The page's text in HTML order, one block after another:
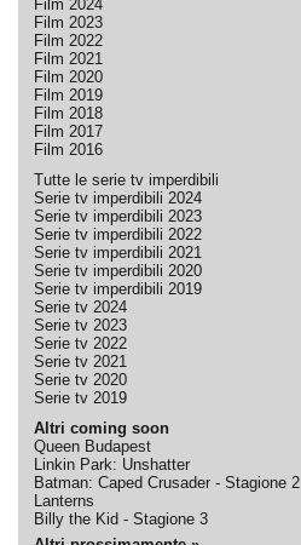
Film 2024
Film 2023
Film 2022
Film 2021
Film 2020
Film 2019
Film 2018
Film 2017
Film 2016
Tutte le serie tv imperdibili
Serie tv imperdibili 2024
Serie tv imperdibili 2023
Serie tv imperdibili 2022
Serie tv imperdibili 2021
Serie tv imperdibili 2020
Serie tv imperdibili 2019
Serie tv 2024
Serie tv 2023
Serie tv 2022
Serie tv 2021
Serie tv 2020
Serie tv 2019
Altri coming soon
Queen Budapest
Linkin Park: Unshatter
Batman: Caped Crusader - Stagione 2
Lanterns
Billy the Kid - Stagione 3